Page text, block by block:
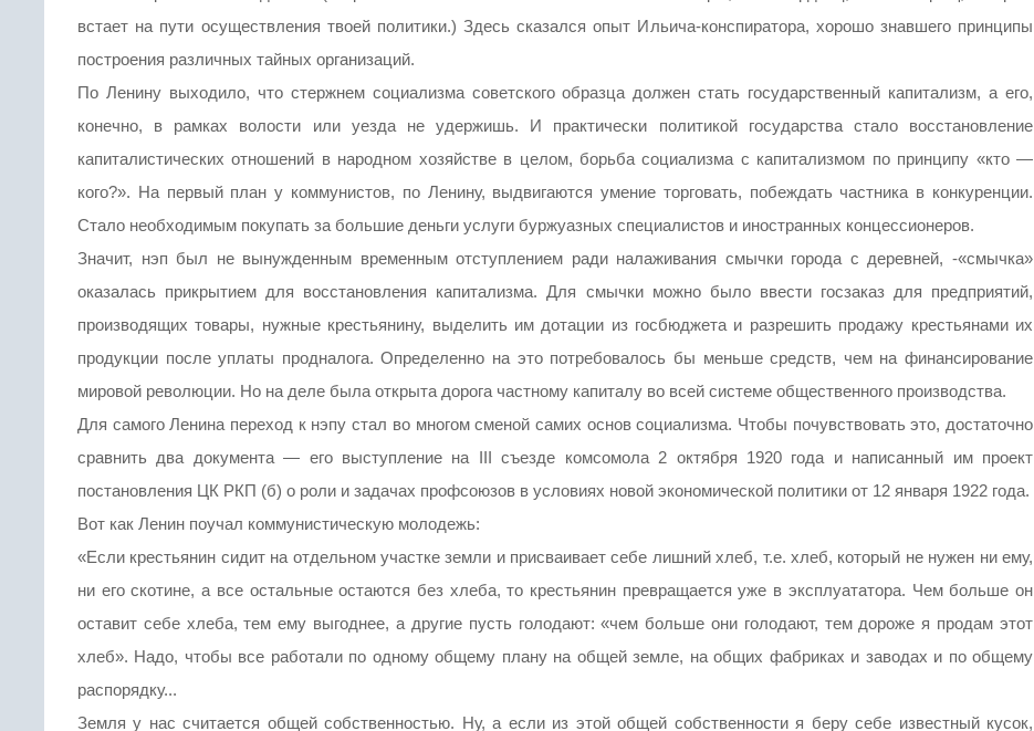
встает на пути осуществления твоей политики.) Здесь сказался опыт Ильича-конспиратора, хорошо знавшего принципы
построения различных тайных организаций.
По Ленину выходило, что стержнем социализма советского образца должен стать государственный капитализм, а его,
конечно, в рамках волости или уезда не удержишь. И практически политикой государства стало восстановление
капиталистических отношений в народном хозяйстве в целом, борьба социализма с капитализмом по принципу «кто —
кого?». На первый план у коммунистов, по Ленину, выдвигаются умение торговать, побеждать частника в конкуренции.
Стало необходимым покупать за большие деньги услуги буржуазных специалистов и иностранных концессионеров.
Значит, нэп был не вынужденным временным отступлением ради налаживания смычки города с деревней, -«смычка»
оказалась прикрытием для восстановления капитализма. Для смычки можно было ввести госзаказ для предприятий,
производящих товары, нужные крестьянину, выделить им дотации из госбюджета и разрешить продажу крестьянами их
продукции после уплаты продналога. Определенно на это потребовалось бы меньше средств, чем на финансирование
мировой революции. Но на деле была открыта дорога частному капиталу во всей системе общественного производства.
Для самого Ленина переход к нэпу стал во многом сменой самих основ социализма. Чтобы почувствовать это, достаточно
сравнить два документа — его выступление на III съезде комсомола 2 октября 1920 года и написанный им проект
постановления ЦК РКП (б) о роли и задачах профсоюзов в условиях новой экономической политики от 12 января 1922 года.
Вот как Ленин поучал коммунистическую молодежь:
«Если крестьянин сидит на отдельном участке земли и присваивает себе лишний хлеб, т.е. хлеб, который не нужен ни ему,
ни его скотине, а все остальные остаются без хлеба, то крестьянин превращается уже в эксплуататора. Чем больше он
оставит себе хлеба, тем ему выгоднее, а другие пусть голодают: «чем больше они голодают, тем дороже я продам этот
хлеб». Надо, чтобы все работали по одному общему плану на общей земле, на общих фабриках и заводах и по общему
распорядку...
Земля у нас считается общей собственностью. Ну, а если из этой общей собственности я беру себе известный кусок,